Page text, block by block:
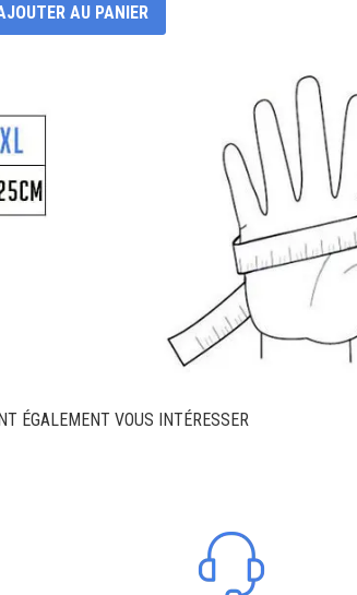
AU PANIER
ÉGALEMENT VOUS INTÉRESSER